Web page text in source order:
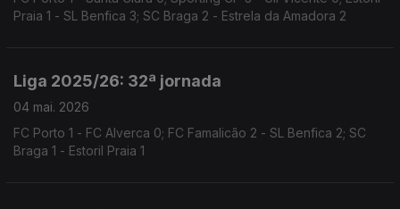
Praia 1 - SL Benfica 3; SC Braga 2 - Estrela da Amadora 2
Liga 2025/26: 32ª jornada
04 mai. 2026
FC Porto 1 - FC Alverca 0; FC Famalicão 2 - SL Benfica 2; SC
Braga 1 - Estoril Praia 1